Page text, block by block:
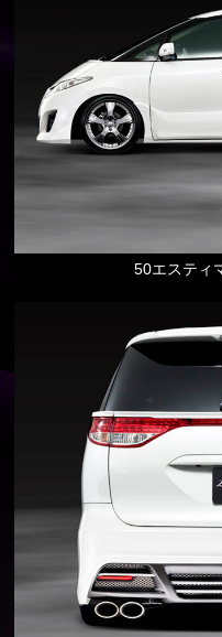
50エスティ